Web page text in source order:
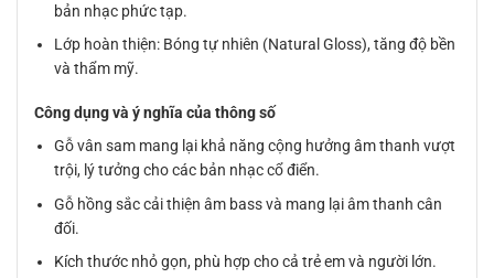
bản nhạc phức tạp.
Lớp hoàn thiện: Bóng tự nhiên (Natural Gloss), tăng độ bền
và thẩm mỹ.
Công dụng và ý nghĩa của thông số
Gỗ vân sam mang lại khả năng cộng hưởng âm thanh vượt
trội, lý tưởng cho các bản nhạc cổ điển.
Gỗ hồng sắc cải thiện âm bass và mang lại âm thanh cân
đối.
Kích thước nhỏ gọn, phù hợp cho cả trẻ em và người lớn.